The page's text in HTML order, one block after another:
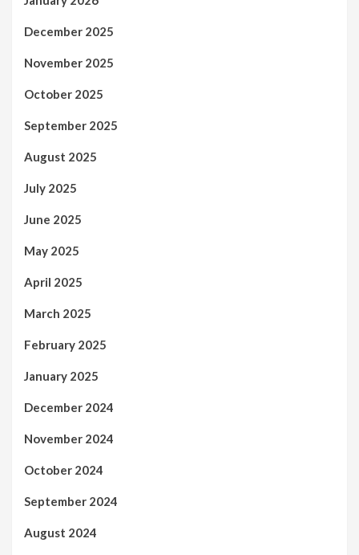
December 2025
November 2025
October 2025
September 2025
August 2025
July 2025
June 2025
May 2025
April 2025
March 2025
February 2025
January 2025
December 2024
November 2024
October 2024
September 2024
August 2024